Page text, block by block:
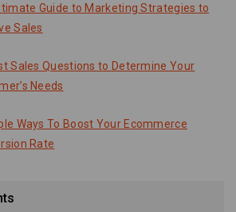
Guide to Marketing Strategies to
Sales
Sales Questions to Determine Your
Needs
Ways To Boost Your Ecommerce
Rate